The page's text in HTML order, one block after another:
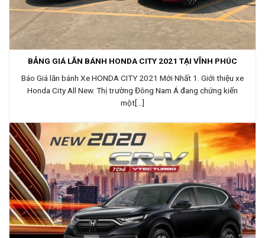
BẢNG GIÁ LĂN BÁNH HONDA CITY 2021 TẠI VĨNH PHÚC
Báo Giá lăn bánh Xe HONDA CITY 2021 Mới Nhất 1. Giới thiệu xe
Honda City All New. Thị trường Đông Nam Á đang chứng kiến
một[...]